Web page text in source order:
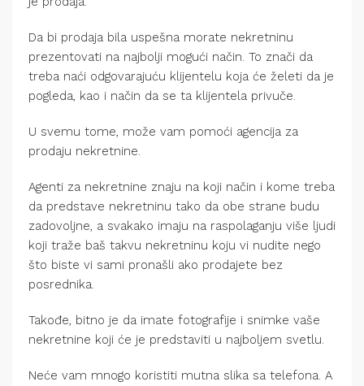
Da bi prodaja bila uspešna morate nekretninu
prezentovati na najbolji mogući način. To znači da
treba naći odgovarajuću klijentelu koja će želeti da je
pogleda, kao i način da se ta klijentela privuče.
U svemu tome, može vam pomoći agencija za
prodaju nekretnine.
Agenti za nekretnine znaju na koji način i kome treba
da predstave nekretninu tako da obe strane budu
zadovoljne, a svakako imaju na raspolaganju više ljudi
koji traže baš takvu nekretninu koju vi nudite nego
što biste vi sami pronašli ako prodajete bez
posrednika.
Takođe, bitno je da imate fotografije i snimke vaše
nekretnine koji će je predstaviti u najboljem svetlu.
Neće vam mnogo koristiti mutna slika sa telefona. A